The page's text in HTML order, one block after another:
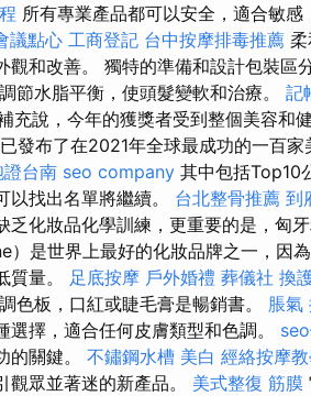
所有專業產品都可以安全，適合敏感
議點心 工商登記 台中按摩排毒推薦
觀和改善。 獨特的準備和設計包裝區
節水脂平衡，使頭髮變軟和治療。 記
充說，今年的獲獎者受到整個美容和
發布了在2021年全球最成功的一百家
證台南 seo company 其中包括Top10
以找出名單將繼續。 台北整骨推薦 到
乏化妝品化學訓練，更重要的是，匈
）是世界上最好的化妝品牌之一，因
質量。 足底按摩 戶外婚禮 葬儀社 換
色板，口紅或睫毛膏是暢銷書。 脹氣
選擇，適合任何皮膚類型和色調。
的關鍵。 不鏽鋼水槽 美白 經絡按摩
觀眾並著迷的新產品。 美式整復 筋膜